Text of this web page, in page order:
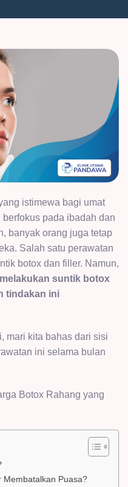
istimewa bagi umat
pada ibadah dan
banyak orang juga tetap
Salah satu perawatan
botox dan filler. Namun,
suntik botox
tindakan ini
mari kita bahas dari sisi
ini selama bulan
Botox Rahang yang
Membatalkan Puasa?